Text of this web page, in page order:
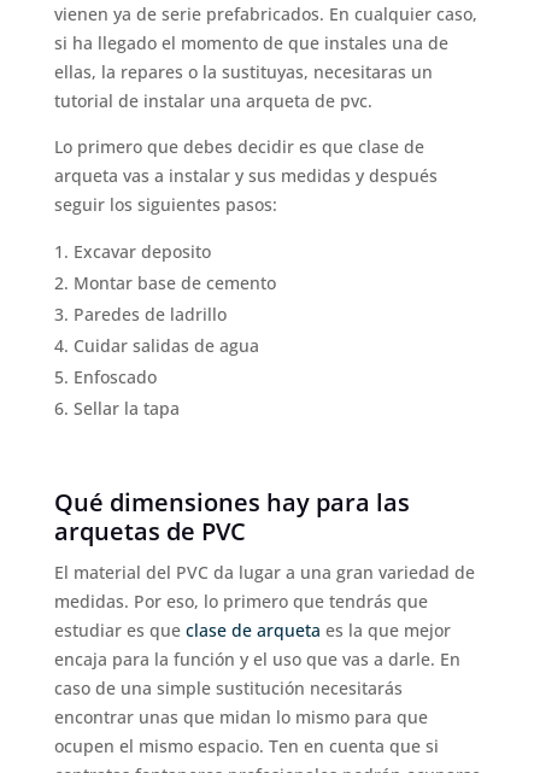
vienen ya de serie prefabricados. En cualquier caso,
si ha llegado el momento de que instales una de
ellas, la repares o la sustituyas, necesitaras un
tutorial de instalar una arqueta de pvc.
Lo primero que debes decidir es que clase de
arqueta vas a instalar y sus medidas y después
seguir los siguientes pasos:
Excavar deposito
Montar base de cemento
Paredes de ladrillo
Cuidar salidas de agua
Enfoscado
Sellar la tapa
Qué dimensiones hay para las
arquetas de PVC
El material del PVC da lugar a una gran variedad de
medidas. Por eso, lo primero que tendrás que
estudiar es que clase de arqueta es la que mejor
encaja para la función y el uso que vas a darle. En
caso de una simple sustitución necesitarás
encontrar unas que midan lo mismo para que
ocupen el mismo espacio. Ten en cuenta que si